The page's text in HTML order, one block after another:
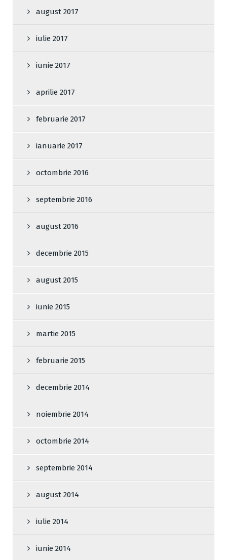
august 2017
iulie 2017
iunie 2017
aprilie 2017
februarie 2017
ianuarie 2017
octombrie 2016
septembrie 2016
august 2016
decembrie 2015
august 2015
iunie 2015
martie 2015
februarie 2015
decembrie 2014
noiembrie 2014
octombrie 2014
septembrie 2014
august 2014
iulie 2014
iunie 2014